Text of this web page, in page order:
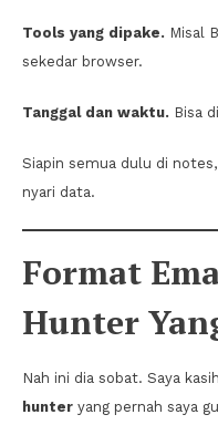
Tools yang dipake. Misal
sekedar browser.
Tanggal dan waktu. Bisa
Siapin semua dulu di
nyari data.
Format
Hunter
Nah ini dia sobat. Saya
hunter yang pernah saya